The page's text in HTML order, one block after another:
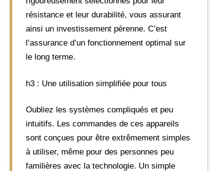
résistance et leur durabilité, vous assurant
ainsi un investissement pérenne. C’est
l’assurance d’un fonctionnement optimal sur
le long terme.
h3 : Une utilisation simplifiée pour tous
Oubliez les systèmes compliqués et peu
intuitifs. Les commandes de ces appareils
sont conçues pour être extrêmement simples
à utiliser, même pour des personnes peu
familières avec la technologie. Un simple